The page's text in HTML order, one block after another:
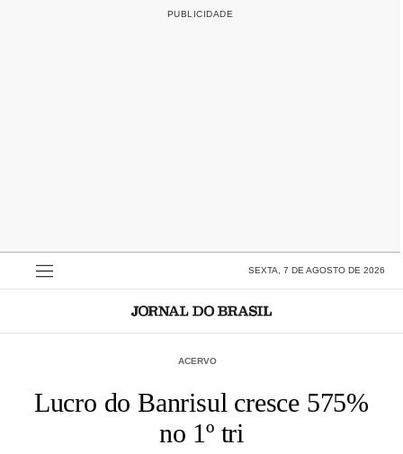
SEXTA, 7 DE AGOSTO DE 2026
ACERVO
Lucro do Banrisul cresce 575%
no 1º tri